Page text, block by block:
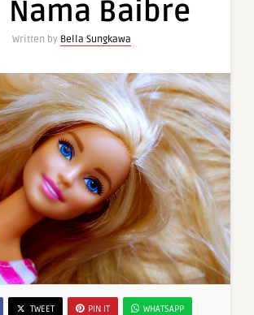
Nama Baibre
Written by Bella Sungkawa
TWEET PIN IT WHATSAPP